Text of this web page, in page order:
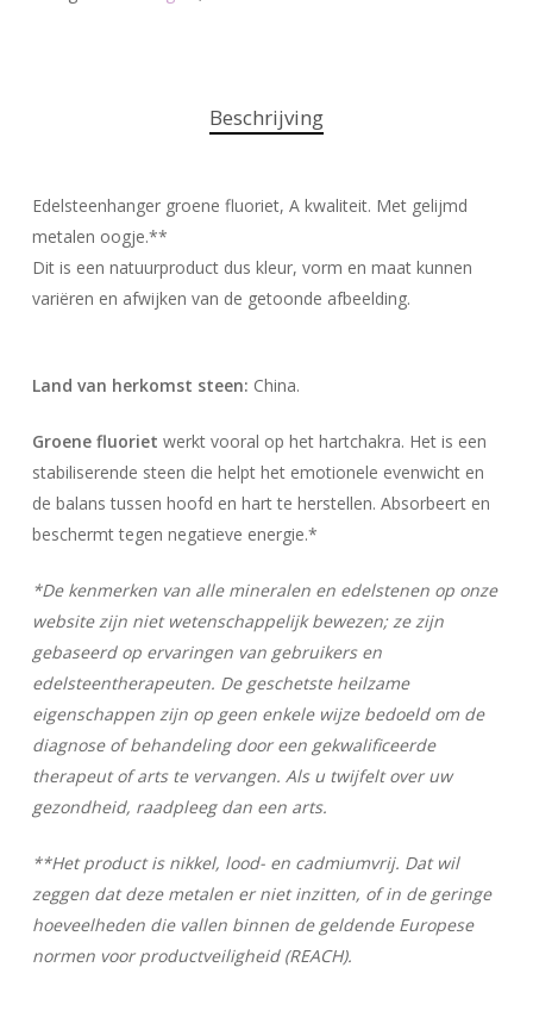
Geen producten in uw winkelwagen.
Go To Shop
Beschrijving
Edelsteenhanger groene fluoriet, A kwaliteit. Met gelijmd
metalen oogje.**
Dit is een natuurproduct dus kleur, vorm en maat kunnen
variëren en afwijken van de getoonde afbeelding.
Land van herkomst steen: China.
Groene fluoriet werkt vooral op het hartchakra. Het is een
stabiliserende steen die helpt het emotionele evenwicht en
de balans tussen hoofd en hart te herstellen. Absorbeert en
beschermt tegen negatieve energie.*
*De kenmerken van alle mineralen en edelstenen op onze
website zijn niet wetenschappelijk bewezen; ze zijn
gebaseerd op ervaringen van gebruikers en
edelsteentherapeuten. De geschetste heilzame
eigenschappen zijn op geen enkele wijze bedoeld om de
diagnose of behandeling door een gekwalificeerde
therapeut of arts te vervangen. Als u twijfelt over uw
gezondheid, raadpleeg dan een arts.
**Het product is nikkel, lood- en cadmiumvrij. Dat wil
zeggen dat deze metalen er niet inzitten, of in de geringe
hoeveelheden die vallen binnen de geldende Europese
normen voor productveiligheid (REACH).